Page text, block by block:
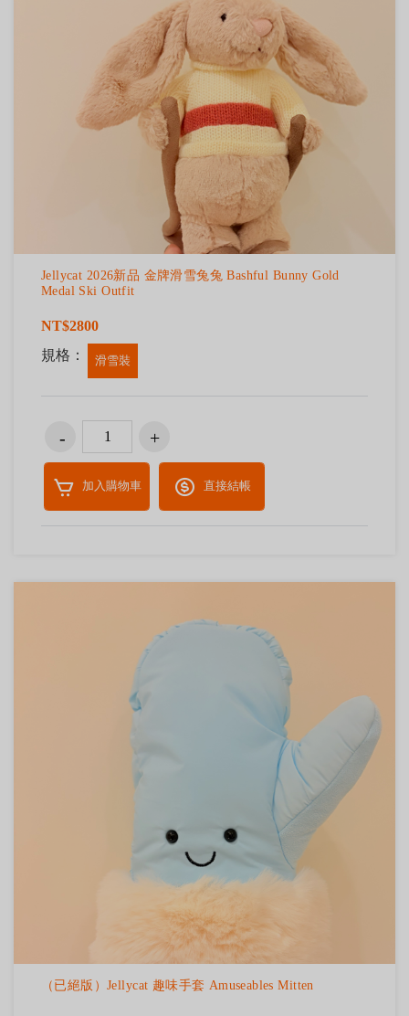
Jellycat 2026新品 金牌滑雪兔兔 Bashful Bunny Gold
Medal Ski Outfit
NT$2800
規格：
滑雪裝
加入購物車 直接結帳
（已絕版）Jellycat 趣味手套 Amuseables Mitten